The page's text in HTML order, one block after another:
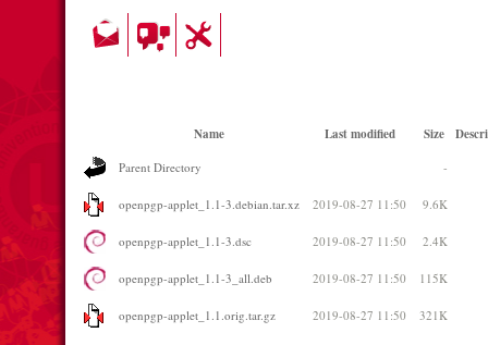
Name Last modified Size
Parent Directory -
openpgp-applet_1.1-3.debian.tar.xz 2019-08-27 11:50 9.6K
openpgp-applet_1.1-3.dsc 2019-08-27 11:50 2.4K
openpgp-applet_1.1-3_all.deb 2019-08-27 11:50 115K
openpgp-applet_1.1.orig.tar.gz 2019-08-27 11:50 321K